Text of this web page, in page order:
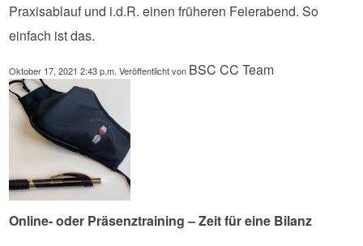
Praxisablauf und i.d.R. einen früheren Feierabend. So
einfach ist das.
Oktober 17, 2021 2:43 p.m. Veröffentlicht von BSC CC Team
Online- oder Präsenztraining – Zeit für eine Bilanz